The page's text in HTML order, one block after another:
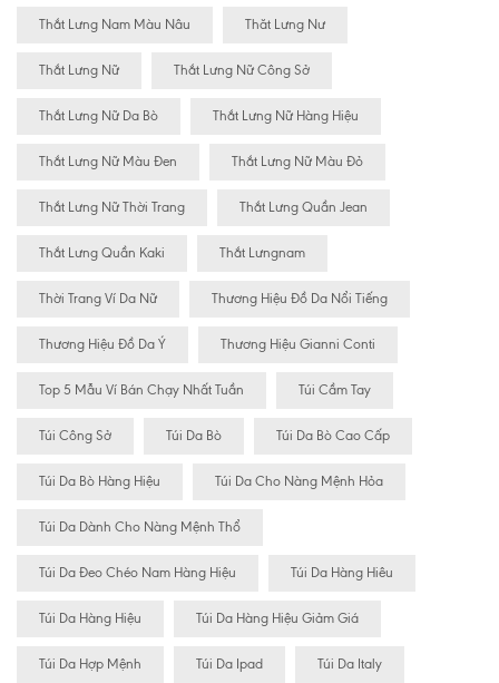
Thắt Lưng Nam Màu Nâu Thăt Lưng Nư
Thắt Lưng Nữ Thắt Lưng Nữ Công Sở
Thắt Lưng Nữ Da Bò Thắt Lưng Nữ Hàng Hiệu
Thắt Lưng Nữ Màu Đen Thắt Lưng Nữ Màu Đỏ
Thắt Lưng Nữ Thời Trang Thắt Lưng Quần Jean
Thắt Lưng Quần Kaki Thắt Lưngnam
Thời Trang Ví Da Nữ Thương Hiệu Đồ Da Nổi Tiếng
Thương Hiệu Đồ Da Ý Thương Hiệu Gianni Conti
Top 5 Mẫu Ví Bán Chạy Nhất Tuần Túi Cầm Tay
Túi Công Sở Túi Da Bò Túi Da Bò Cao Cấp
Túi Da Bò Hàng Hiệu Túi Da Cho Nàng Mệnh Hỏa
Túi Da Dành Cho Nàng Mệnh Thổ
Túi Da Đeo Chéo Nam Hàng Hiệu Túi Da Hàng Hiêu
Túi Da Hàng Hiệu Túi Da Hàng Hiệu Giảm Giá
Túi Da Hợp Mệnh Túi Da Ipad Túi Da Italy